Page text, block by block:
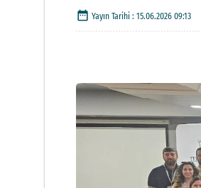
date_range Yayın Tarihi : 15.06.2026 09:13